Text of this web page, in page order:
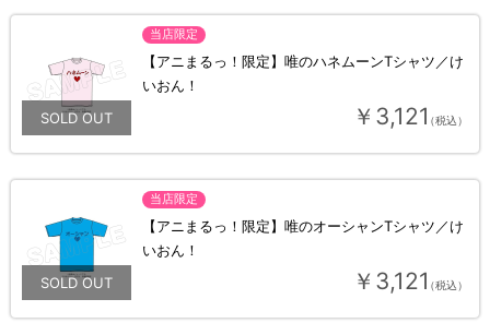
当店限定
【アニまるっ！限定】唯のハネムーンTシャツ／け
いおん！
￥3,121 （税込）
当店限定
【アニまるっ！限定】唯のオーシャンTシャツ／け
いおん！
￥3,121 （税込）